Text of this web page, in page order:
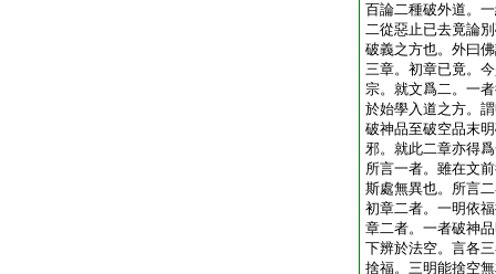
百論二種破外道。
二從惡止已去竟論
破義之方也。外曰
三章。初章已竟。
宗。就文爲二。一
於始學入道之方。
破神品至破空品末
邪。就此二章亦得
所言一者。雖在文
斯處無異也。所言
初章二者。一明依
章二者。一者破神
下辨於法空。言各
捨福。三明能捨空